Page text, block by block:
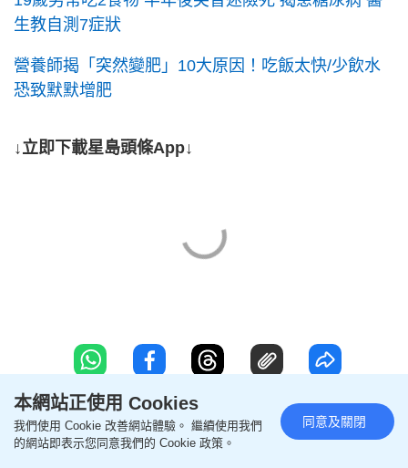
生教自測7症狀
營養師揭「突然變肥」10大原因！吃飯太快/少飲水
恐致默默增肥
↓立即下載星島頭條App↓
聯絡我們 版權及免責聲明
本網站正使用 Cookies
我們使用 Cookie 改善網站體驗。 繼續使用我們
的網站即表示您同意我們的 Cookie 政策。
同意及關閉